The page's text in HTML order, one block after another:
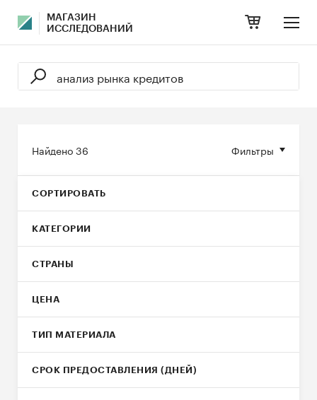
МАГАЗИН
ИССЛЕДОВАНИЙ
Фильтры
Найдено36
СОРТИРОВАТЬ
КАТЕГОРИИ
СТРАНЫ
ЦЕНА
ТИП МАТЕРИАЛА
СРОК ПРЕДОСТАВЛЕНИЯ (ДНЕЙ)